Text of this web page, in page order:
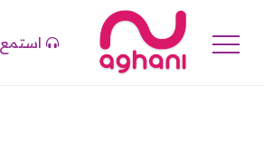
استمع